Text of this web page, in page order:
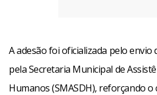
A adesão foi oficializada pelo envio
pela Secretaria Municipal de
Humanos (SMASDH), reforçando